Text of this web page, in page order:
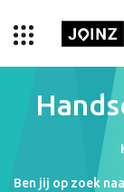
Ben jij op zoek